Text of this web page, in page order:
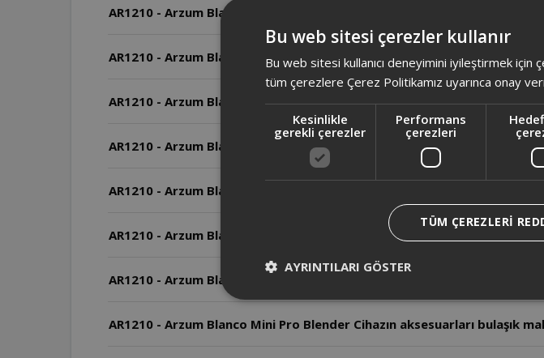
AR1210 - Arzum Blanco Mini Pro Blender Cihaz uzun süreli çalıştırılabilir
AR1210 - Arzum Blanco Mini Pro Blender Cihazın güvenlik kilidi nasıl
AR1210 - Arzum Blanco Mini Pro Blender Soğan ve sarımsak için
AR1210 - Arzum Blanco Mini Pro Blender Meyve parçalama kapasitesi ve
AR1210 - Arzum Blanco Mini Pro Blender Parçalama işleminde et için
AR1210 - Arzum Blanco Mini Pro Blender Cihazın çalışması sırasında
AR1210 - Arzum Blanco Mini Pro Blender Motor bölümü nasıl temizlenir?
AR1210 - Arzum Blanco Mini Pro Blender Cihazın aksesuarları bulaşık
Bu web sitesi çerezler kullanır
Bu web sitesi kullanıcı deneyimini iyileştirmek
tüm çerezlere Çerez Politikamız uyarınca onay
Kesinlikle
gerekli çerezler
Performans
çerezleri
TÜM ÇEREZLERI
AYRINTILARI GÖSTER